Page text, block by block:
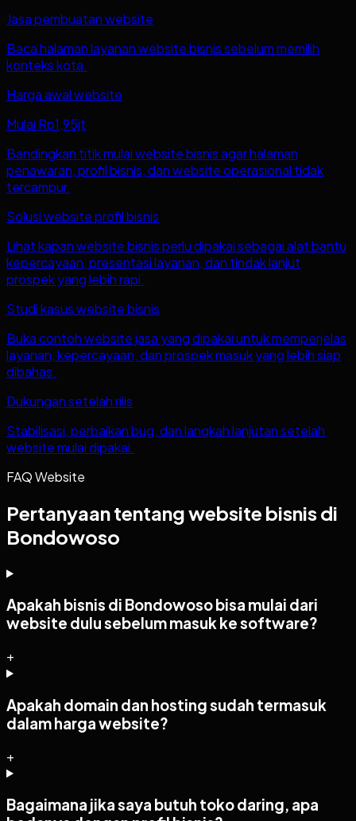
Jasa pembuatan website
Baca halaman layanan website bisnis sebelum memilih
konteks kota.
Harga awal website
Mulai Rp1,95jt
Bandingkan titik mulai website bisnis agar halaman
penawaran, profil bisnis, dan website operasional tidak
tercampur.
Solusi website profil bisnis
Lihat kapan website bisnis perlu dipakai sebagai alat bantu
kepercayaan, presentasi layanan, dan tindak lanjut
prospek yang lebih rapi.
Studi kasus website bisnis
Buka contoh website jasa yang dipakai untuk memperjelas
layanan, kepercayaan, dan prospek masuk yang lebih siap
dibahas.
Dukungan setelah rilis
Stabilisasi, perbaikan bug, dan langkah lanjutan setelah
website mulai dipakai.
FAQ Website
Pertanyaan tentang website bisnis di
Bondowoso
Apakah bisnis di Bondowoso bisa mulai dari
website dulu sebelum masuk ke software?
+
Apakah domain dan hosting sudah termasuk
dalam harga website?
+
Bagaimana jika saya butuh toko daring, apa